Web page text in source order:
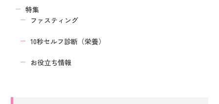
特集
ファスティング
10秒セルフ診断（栄養）
お役立ち情報